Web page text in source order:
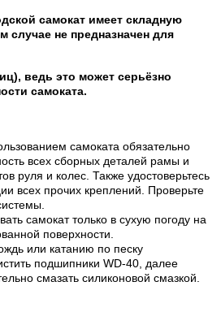
самокат имеет складную
случае не предназначен для
ведь это может серьёзно
самоката.
самоката обязательно
всех сборных деталей рамы и
руля и колес. Также удостоверьтесь
всех прочих креплений. Проверьте
самокат только в сухую погоду на
поверхности.
или катанию по песку
подшипники WD-40, далее
смазать силиконовой смазкой.